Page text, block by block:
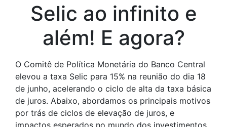
Selic ao infinito e
além! E agora?
O Comitê de Política Monetária do Banco Central
elevou a taxa Selic para 15% na reunião do dia 18
de junho, acelerando o ciclo de alta da taxa básica
de juros. Abaixo, abordamos os principais motivos
por trás de ciclos de elevação de juros, e
impactos esperados no mundo dos investimentos.